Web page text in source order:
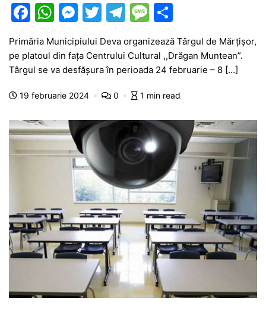
F
a
c
e
b
o
o
k
W
at
s
A
p
p
M
e
s
s
e
g
er
T
itt
er
T
e
gr
a
m
M
s
s
a
e
ar
ta
je
a
ă
Primăria Municipiului Deva organizează Târgul de Mărțișor,
pe platoul din fața Centrului Cultural ,,Drăgan Muntean”.
Târgul se va desfășura în perioada 24 februarie – 8 […]
19 februarie 2024 0 1 min read